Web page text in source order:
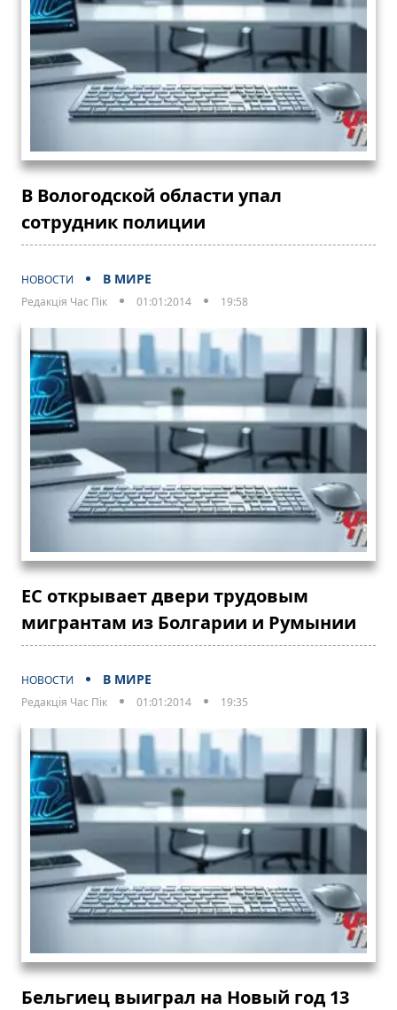
В Вологодской области упал
сотрудник полиции
НОВОСТИ В МИРЕ
Редакція Час Пік 01:01:2014 19:58
ЕС открывает двери трудовым
мигрантам из Болгарии и Румынии
НОВОСТИ В МИРЕ
Редакція Час Пік 01:01:2014 19:35
Бельгиец выиграл на Новый год 13